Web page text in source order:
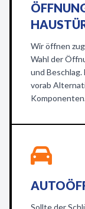
Wir öffnen
Wahl der
und
vorab
Sollte der